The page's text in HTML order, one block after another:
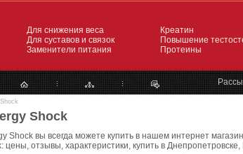
Для снижения веса
Для суставов и связок
Заменители питания
Креатин
Повышение
Протеины
Shock
Shock вы всегда можете купить в нашем интернет
цены, отзывы, характеристики, купить в